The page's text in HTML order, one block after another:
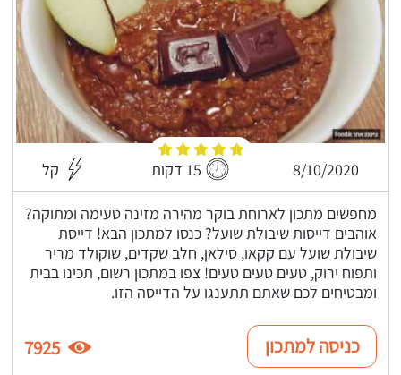
8/10/2020 15 דקות קל
מחפשים מתכון לארוחת בוקר מהירה מזינה טעימה ומתוקה?
אוהבים דייסות שיבולת שועל? כנסו למתכון הבא! דייסת
שיבולת שועל עם קקאו, סילאן, חלב שקדים, שוקולד מריר
ותפוח ירוק, טעים טעים טעים! צפו במתכון רשום, תכינו בבית
ומבטיחים לכם שאתם תתענגו על הדייסה הזו.
כניסה למתכון 7925